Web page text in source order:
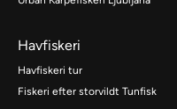
Havfiskeri
Havfiskeri tur
Fiskeri efter storvildt Tunfisk